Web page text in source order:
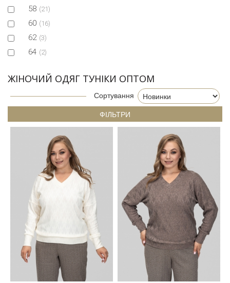
58 (21)
60 (16)
62 (3)
64 (2)
ЖІНОЧИЙ ОДЯГ ТУНІКИ ОПТОМ
Сортування
ФІЛЬТРИ